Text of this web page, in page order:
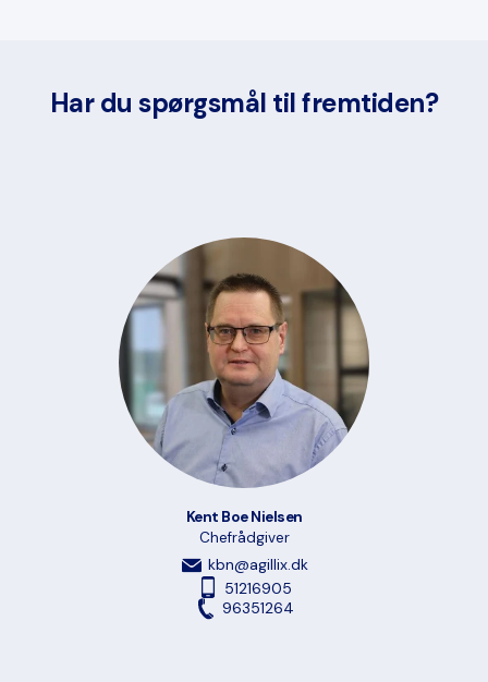
Har du spørgsmål til fremtiden?
Kent Boe Nielsen
Chefrådgiver
kbn@agillix.dk
51216905
96351264